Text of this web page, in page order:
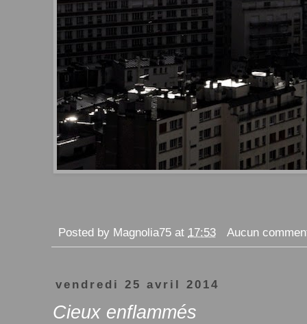
Posted by Magnolia75 at 17:53 Aucun
vendredi 25 avril 2014
Cieux enflammés